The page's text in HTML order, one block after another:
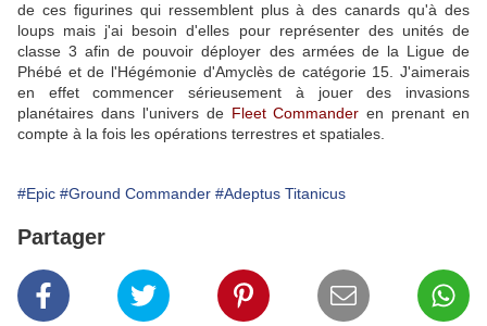
de ces figurines qui ressemblent plus à des canards qu'à des
loups mais j'ai besoin d'elles pour représenter des unités de
classe 3 afin de pouvoir déployer des armées de la Ligue de
Phébé et de l'Hégémonie d'Amyclès de catégorie 15. J'aimerais
en effet commencer sérieusement à jouer des invasions
planétaires dans l'univers de Fleet Commander en prenant en
compte à la fois les opérations terrestres et spatiales.
#Epic #Ground Commander #Adeptus Titanicus
Partager